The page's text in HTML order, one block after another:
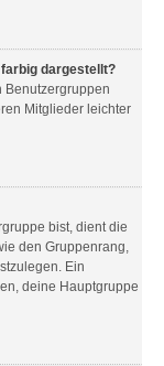
dargestellt?
Benutzergruppen
Mitglieder leichter
bist, dient die
den Gruppenrang,
Ein
deine Hauptgruppe